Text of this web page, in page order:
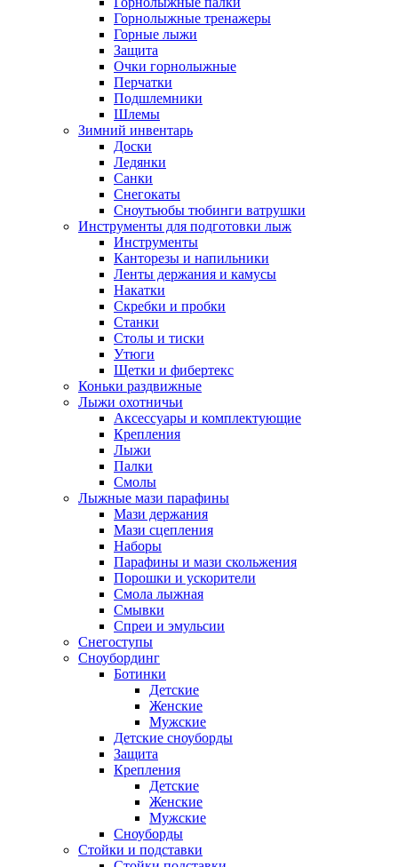
Горнолыжные тренажеры
Горные лыжи
Защита
Очки горнолыжные
Перчатки
Подшлемники
Шлемы
Зимний инвентарь
Доски
Ледянки
Санки
Снегокаты
Сноутьюбы тюбинги ватрушки
Инструменты для подготовки лыж
Инструменты
Канторезы и напильники
Ленты держания и камусы
Накатки
Скребки и пробки
Станки
Столы и тиски
Утюги
Щетки и фибертекс
Коньки раздвижные
Лыжи охотничьи
Аксессуары и комплектующие
Крепления
Лыжи
Палки
Смолы
Лыжные мази парафины
Мази держания
Мази сцепления
Наборы
Парафины и мази скольжения
Порошки и ускорители
Смола лыжная
Смывки
Спреи и эмульсии
Снегоступы
Сноубординг
Ботинки
Детские
Женские
Мужские
Детские сноуборды
Защита
Крепления
Детские
Женские
Мужские
Сноуборды
Стойки и подставки